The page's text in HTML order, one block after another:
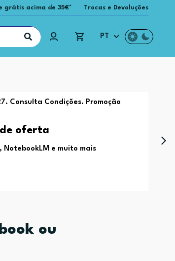
grátis acima de 35€* Trocas e Devoluções
PT
Consulta Condições. Promoção
de oferta
NotebookLM e muito mais
ou